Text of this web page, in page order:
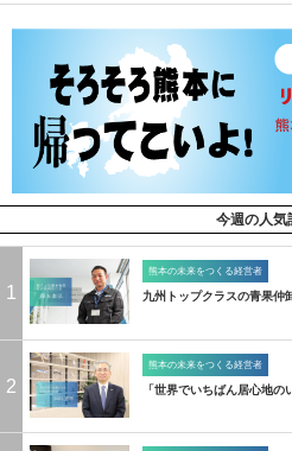
今週の人気
1
熊本の未来をつくる経営者
九州トップクラスの青果仲
2
熊本の未来をつくる経営者
「世界でいちばん居心地